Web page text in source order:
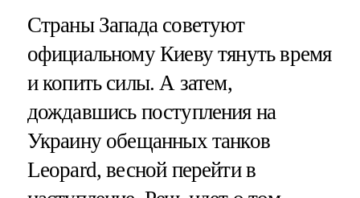
Страны Запада советуют
официальному Киеву тянуть время
и копить силы. А затем,
дождавшись поступления на
Украину обещанных танков
Leopard, весной перейти в